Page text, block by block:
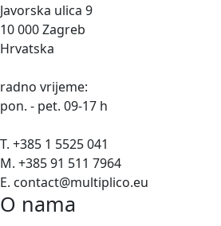
Javorska ulica 9
10 000 Zagreb
Hrvatska
radno vrijeme:
pon. - pet. 09-17 h
T. +385 1 5525 041
M. +385 91 511 7964
E. contact@multiplico.eu
O nama